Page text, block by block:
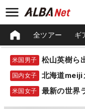
全ツアー ギ
米国男子
国内女子 北海道
米国女子 最新の世界